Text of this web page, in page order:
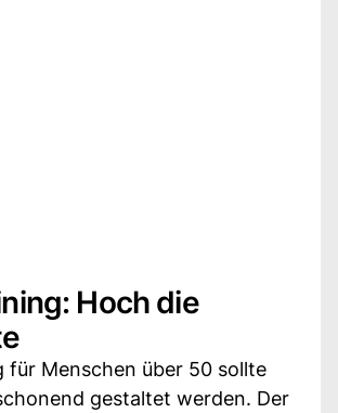
Hoch die
für Menschen über 50 sollte
gestaltet werden. Der